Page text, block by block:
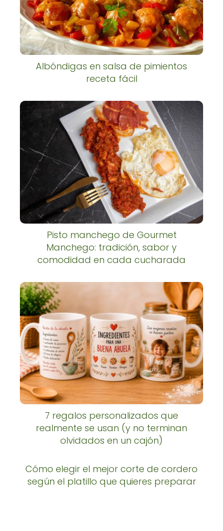
Albóndigas en salsa de pimientos
receta fácil
Pisto manchego de Gourmet
Manchego: tradición, sabor y
comodidad en cada cucharada
7 regalos personalizados que
realmente se usan (y no terminan
olvidados en un cajón)
Cómo elegir el mejor corte de cordero
según el platillo que quieres preparar